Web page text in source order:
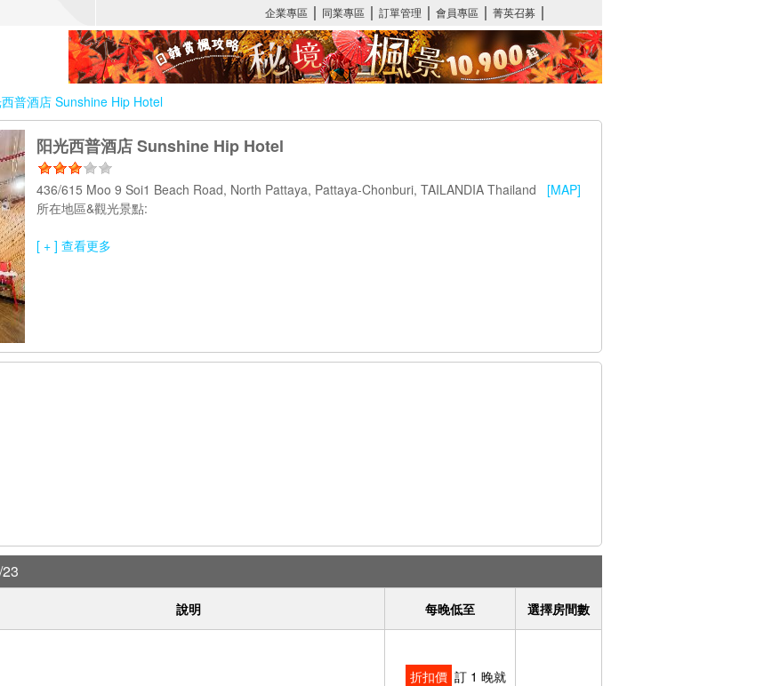
普酒店 Sunshine Hip Hotel
阳光西普酒店 Sunshine Hip Hotel
436/615 Moo 9 Soi1 Beach Road, North Pattaya, Pattaya-Chonburi, TAILANDIA Thailand [MAP]
所在地區&觀光景點:
[ + ] 查看更多
說明 每晚低至 選擇房間數
折扣價 訂 1 晚就